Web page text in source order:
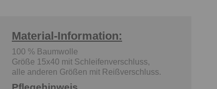
Material-Information:
100 % Baumwolle
Größe 15x40 mit Schleifenverschluss,
alle anderen Größen mit Reißverschluss.